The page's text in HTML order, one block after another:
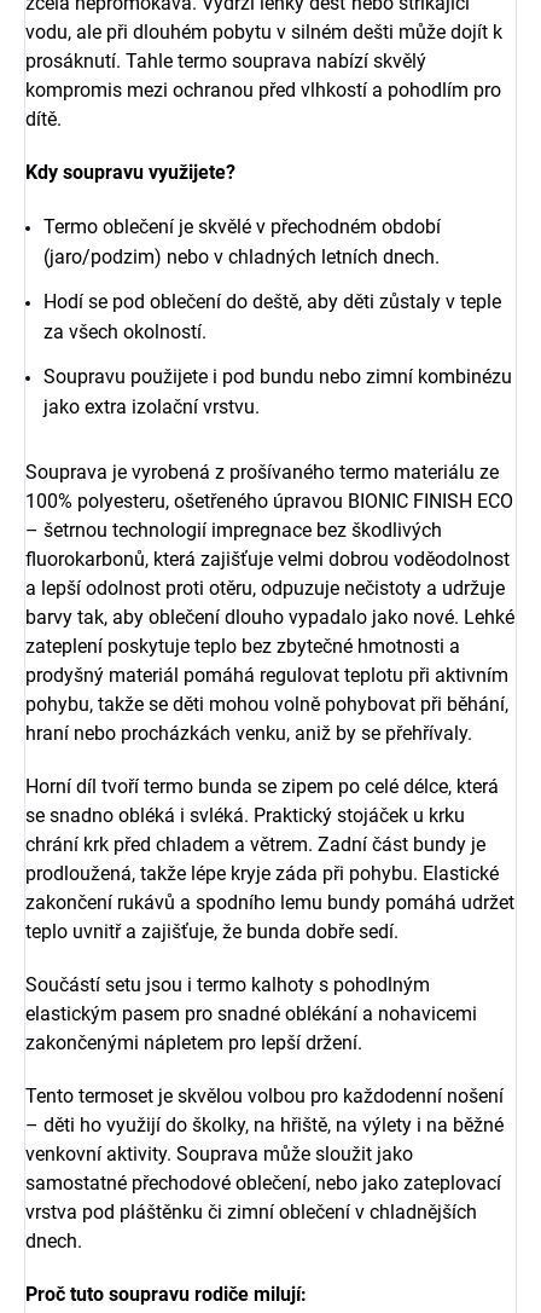
vodu, ale při dlouhém pobytu v silném dešti může dojít k
prosáknutí. Tahle termo souprava nabízí skvělý
kompromis mezi ochranou před vlhkostí a pohodlím pro
dítě.
Kdy soupravu využijete?
Termo oblečení je skvělé v přechodném období
(jaro/podzim) nebo v chladných letních dnech.
Hodí se pod oblečení do deště, aby děti zůstaly v teple
za všech okolností.
Soupravu použijete i pod bundu nebo zimní kombinézu
jako extra izolační vrstvu.
Souprava je vyrobená z prošívaného termo materiálu ze
100% polyesteru, ošetřeného úpravou BIONIC FINISH ECO
– šetrnou technologií impregnace bez škodlivých
fluorokarbonů, která zajišťuje velmi dobrou voděodolnost
a lepší odolnost proti otěru, odpuzuje nečistoty a udržuje
barvy tak, aby oblečení dlouho vypadalo jako nové. Lehké
zateplení poskytuje teplo bez zbytečné hmotnosti a
prodyšný materiál pomáhá regulovat teplotu při aktivním
pohybu, takže se děti mohou volně pohybovat při běhání,
hraní nebo procházkách venku, aniž by se přehřívaly.
Horní díl tvoří termo bunda se zipem po celé délce, která
se snadno obléká i svléká. Praktický stojáček u krku
chrání krk před chladem a větrem. Zadní část bundy je
prodloužená, takže lépe kryje záda při pohybu. Elastické
zakončení rukávů a spodního lemu bundy pomáhá udržet
teplo uvnitř a zajišťuje, že bunda dobře sedí.
Součástí setu jsou i termo kalhoty s pohodlným
elastickým pasem pro snadné oblékání a nohavicemi
zakončenými nápletem pro lepší držení.
Tento termoset je skvělou volbou pro každodenní nošení
– děti ho využijí do školky, na hřiště, na výlety i na běžné
venkovní aktivity. Souprava může sloužit jako
samostatné přechodové oblečení, nebo jako zateplovací
vrstva pod pláštěnku či zimní oblečení v chladnějších
dnech.
Proč tuto soupravu rodiče milují: